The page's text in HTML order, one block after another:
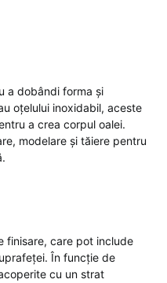
a dobândi forma și
oțelului inoxidabil, aceste
a crea corpul oalei.
modelare și tăiere pentru
finisare, care pot include
În funcție de
cu un strat